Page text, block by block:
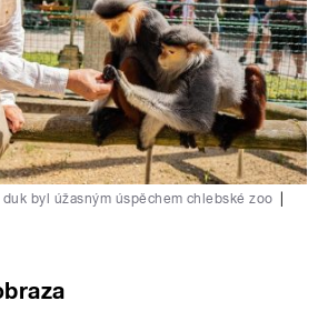
byl úžasným úspěchem chlebské zoo